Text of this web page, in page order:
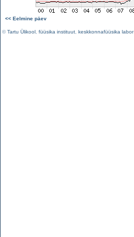
<< Eelmine päev
©Tartu Ülikool füüsika instituut keskkonnafüüsika labor